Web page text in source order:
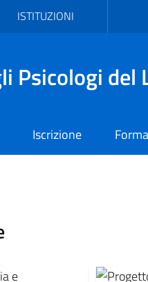
ISTITUZIONI
Psicologi del
Iscrizione